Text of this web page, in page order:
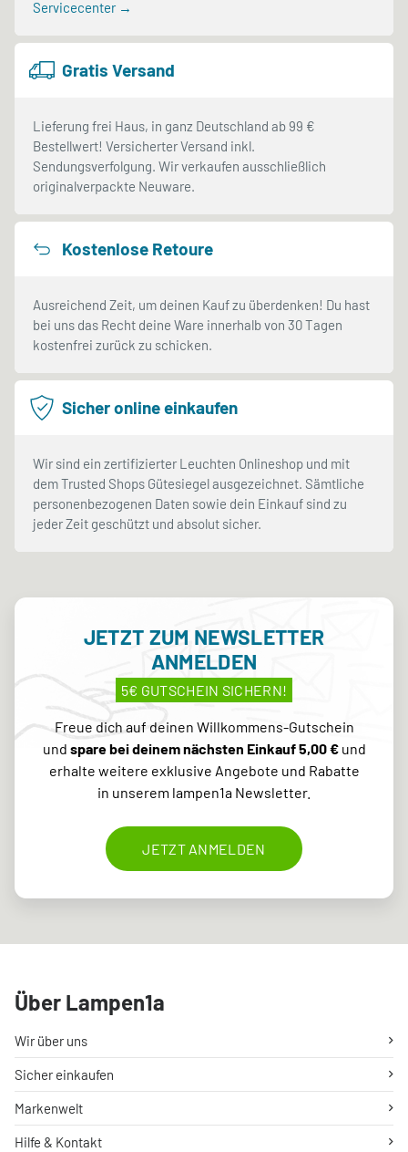
Servicecenter →
Gratis Versand
Lieferung frei Haus, in ganz Deutschland ab 99 €
Bestellwert! Versicherter Versand inkl.
Sendungsverfolgung. Wir verkaufen ausschließlich
originalverpackte Neuware.
Kostenlose Retoure
Ausreichend Zeit, um deinen Kauf zu überdenken! Du hast
bei uns das Recht deine Ware innerhalb von 30 Tagen
kostenfrei zurück zu schicken.
Sicher online einkaufen
Wir sind ein zertifizierter Leuchten Onlineshop und mit
dem Trusted Shops Gütesiegel ausgezeichnet. Sämtliche
personenbezogenen Daten sowie dein Einkauf sind zu
jeder Zeit geschützt und absolut sicher.
JETZT ZUM NEWSLETTER
ANMELDEN
5€ GUTSCHEIN SICHERN!
Freue dich auf deinen Willkommens-Gutschein
und spare bei deinem nächsten Einkauf 5,00 €und
erhalte weitere exklusive Angebote und Rabatte
in unserem lampen1a Newsletter.
JETZT ANMELDEN
Über Lampen1a
Wir über uns
Sicher einkaufen
Markenwelt
Hilfe & Kontakt